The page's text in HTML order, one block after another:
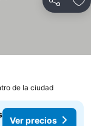
Compartir
de la ciudad
Ver precios